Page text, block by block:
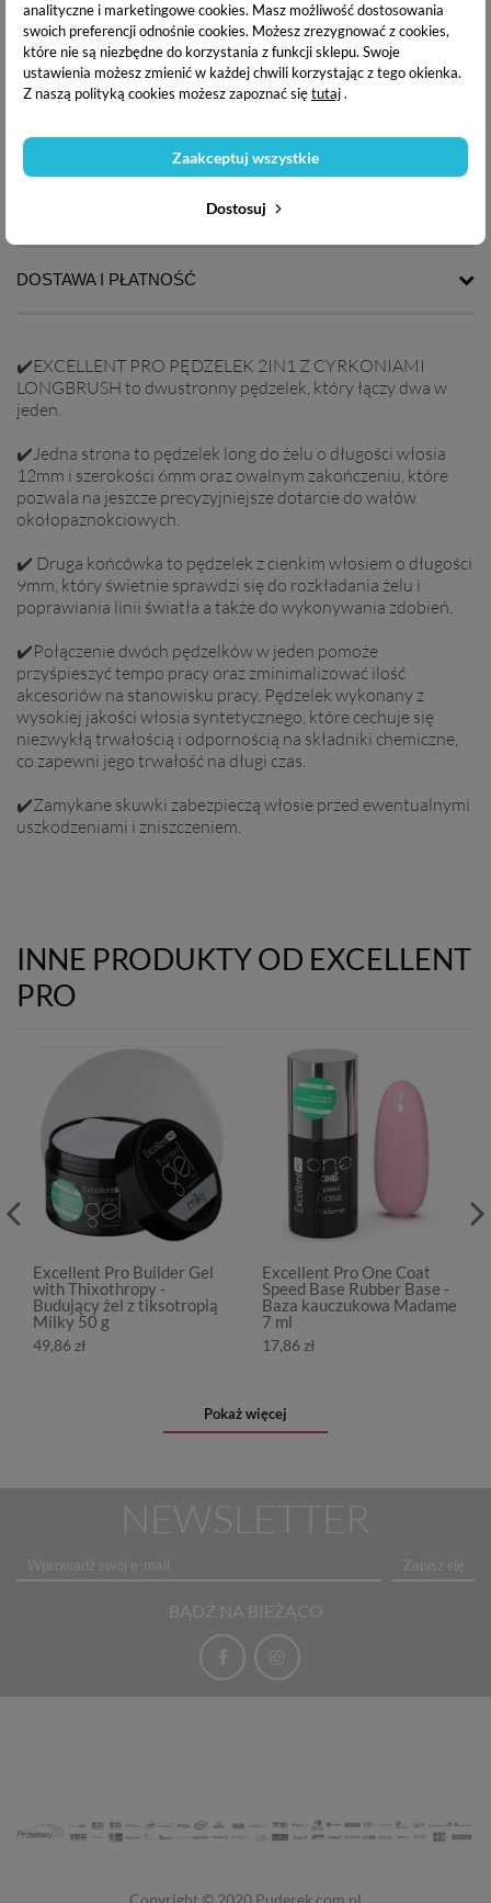
analityczne i marketingowe cookies. Masz możliwość dostosowania
swoich preferencji odnośnie cookies. Możesz zrezygnować z cookies,
które nie są niezbędne do korzystania z funkcji sklepu. Swoje
ustawienia możesz zmienić w każdej chwili korzystając z tego okienka.
Z naszą polityką cookies możesz zapoznać siętutaj.
Dostosuj
Zaakceptuj wszystkie
Excellent Pro Dwustronny
pędzelek z cyrkoniami 2
w1 do żelu, do zdobienia
paznokci
17,99 zł
Excellent Pro Master
Brush Rose Gold - Cienki
pędzel do zdobienia
paznokci, żelu 3 mm
15,99 zł
OPIS PRODUKTU
DOSTAWA I PŁATNOŚĆ
✔️EXCELLENT PRO PĘDZELEK 2IN1 Z CYRKONIAMI
LONGBRUSH to dwustronny pędzelek, który łączy dwa w
jeden.
✔️Jedna strona to pędzelek long do żelu o długości włosia
12mm i szerokości 6mm oraz owalnym zakończeniu, które
pozwala na jeszcze precyzyjniejsze dotarcie do wałów
okołopaznokciowych.
✔️ Druga końcówka to pędzelek z cienkim włosiem o długości
9mm, który świetnie sprawdzi się do rozkładania żelu i
poprawiania linii światła a także do wykonywania zdobień.
✔️Połączenie dwóch pędzelków w jeden pomoże
przyśpieszyć tempo pracy oraz zminimalizować ilość
akcesoriów na stanowisku pracy. Pędzelek wykonany z
wysokiej jakości włosia syntetycznego, które cechuje się
niezwykłą trwałością i odpornością na składniki chemiczne,
co zapewni jego trwałość na długi czas.
✔️Zamykane skuwki zabezpieczą włosie przed ewentualnymi
uszkodzeniami i zniszczeniem.
INNE PRODUKTY OD EXCELLENT
PRO
Excellent Pro Builder Gel
with Thixothropy -
Budujący żel z tiksotropią
Milky 50 g
49,86 zł
Excellent Pro One Coat
Speed Base Rubber Base -
Baza kauczukowa Madame
7 ml
17,86 zł
Pokaż więcej
NEWSLETTER
Zapisz się
BĄDŹ NA BIEŻĄCO
Copyright © 2020 Puderek.com.pl